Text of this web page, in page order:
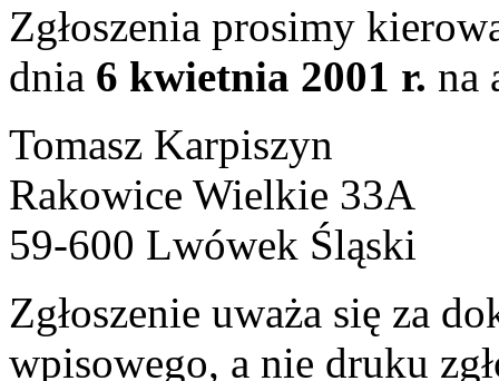
Zgłoszenia prosimy
dnia 6 kwietnia 2001 r. na
Tomasz Karpiszyn
Rakowice Wielkie 33A
59-600 Lwówek Śląski
Zgłoszenie uważa się za
wpisowego, a nie druku